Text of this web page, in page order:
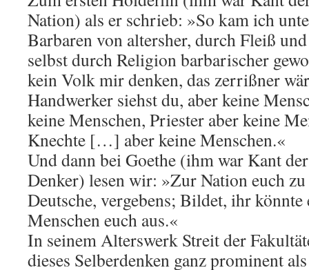
Nation) als er schrieb: »So kam ich
Barbaren von altersher, durch Fleiß
selbst durch Religion barbarischer
kein Volk mir denken, das zerrißner
Handwerker siehst du, aber keine
keine Menschen, Priester aber keine
Knechte […] aber keine Menschen.«
Und dann bei Goethe (ihm war Kant
Denker) lesen wir: »Zur Nation euch
Deutsche, vergebens; Bildet, ihr
Menschen euch aus.«
In seinem Alterswerk Streit der
dieses Selberdenken ganz prominent